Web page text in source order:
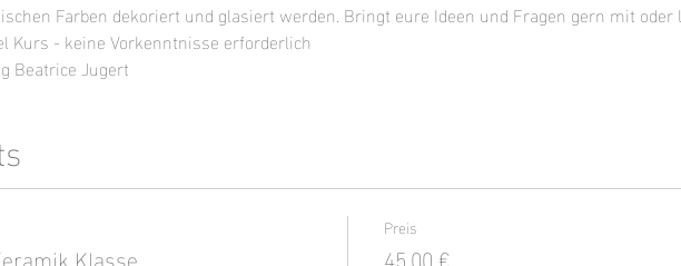
Farben dekoriert und glasiert werden. Bringt eure Ideen und Fragen gern mit
Kurs - keine Vorkenntnisse erforderlich
Beatrice Jugert
Klasse
Preis
45,00 €